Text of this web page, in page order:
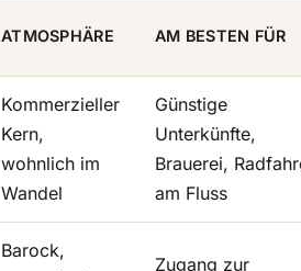
ATMOSPHÄRE AM BESTEN FÜR
Kommerzieller
Kern,
wohnlich im
Wandel
Günstige
Unterkünfte,
Brauerei,
am Fluss
Barock,
Zugang zur